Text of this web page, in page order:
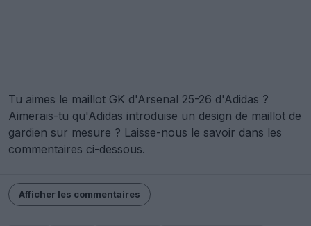
Tu aimes le maillot GK d'Arsenal 25-26 d'Adidas ?
Aimerais-tu qu'Adidas introduise un design de maillot de
gardien sur mesure ? Laisse-nous le savoir dans les
commentaires ci-dessous.
Afficher les commentaires